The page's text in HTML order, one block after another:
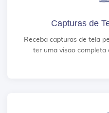
Capturas de
Receba capturas de tela
ter uma visao completa